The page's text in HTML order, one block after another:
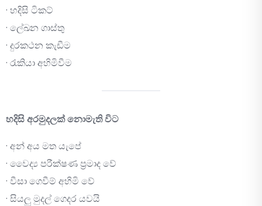
· හදිසි ටිකට්
· ලේඛන ගාස්තු
· දුරකථන කැඩීම
· රැකියා අහිමිවීම
හදිසි අරමුදලක් නොමැති විට
· අන් අය මත යැපේ
· වෛද්‍ය පරීක්ෂණ ප්‍රමාද වේ
· වීසා ගෙවීම් අහිමි වේ
· සියලු මුදල් ගෙදර යවයි